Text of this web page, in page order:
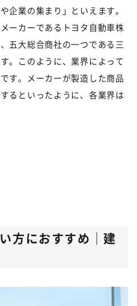
企業の集まり」といえます。
ーカーであるトヨタ自動車株
五大総合商社の一つである三
。このように、業界によって
す。メーカーが製造した商品
るといったように、各業界は
方におすすめ｜建